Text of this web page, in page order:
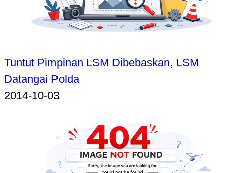
Tuntut Pimpinan LSM Dibebaskan, LSM
Datangai Polda
2014-10-03